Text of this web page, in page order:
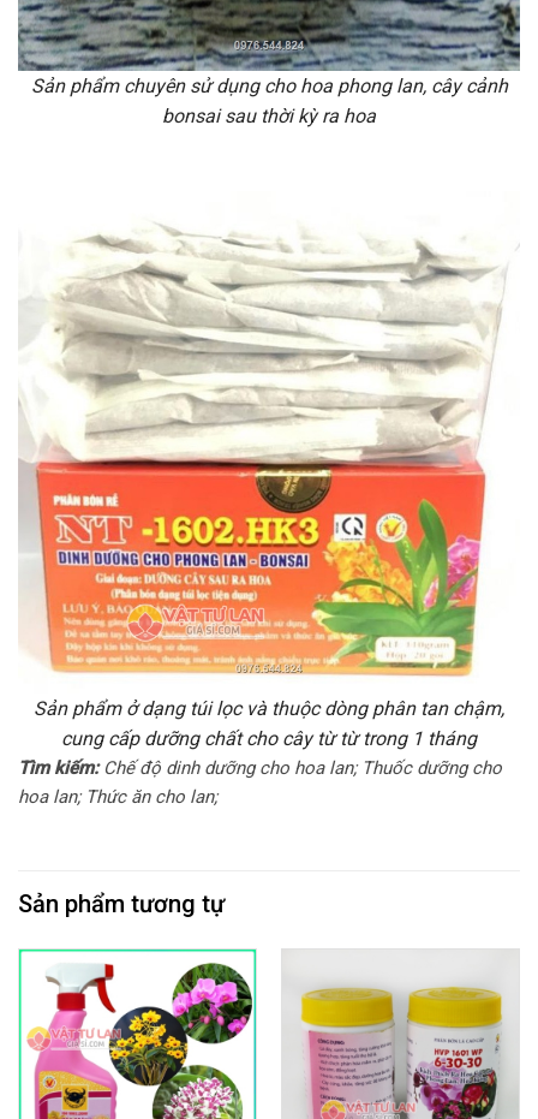
Sản phẩm chuyên sử dụng cho hoa phong lan, cây cảnh
bonsai sau thời kỳ ra hoa
Sản phẩm ở dạng túi lọc và thuộc dòng phân tan chậm,
cung cấp dưỡng chất cho cây từ từ trong 1 tháng
Tìm kiếm:Chế độ dinh dưỡng cho hoa lan; Thuốc dưỡng cho
hoa lan; Thức ăn cho lan;
Sản phẩm tương tự